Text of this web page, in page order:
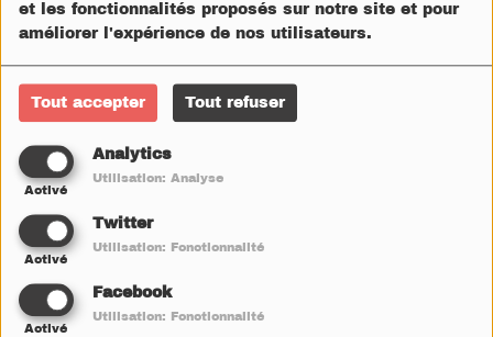
et les fonctionnalités proposés sur notre site et pour
améliorer l'expérience de nos utilisateurs.
Tout accepter Tout refuser
Analytics
Activé
Utilisation: Analyse
Twitter
Activé
Utilisation: Fonctionnalité
Facebook
Activé
Utilisation: Fonctionnalité